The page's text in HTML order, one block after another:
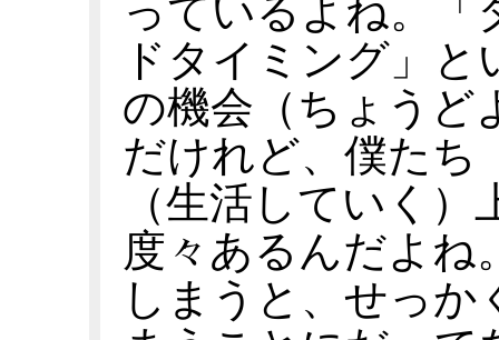
っているよね。
ドタイミング」
の機会（ちょうど
だけれど、僕たち
（生活していく
度々あるんだよね
しまうと、せっ